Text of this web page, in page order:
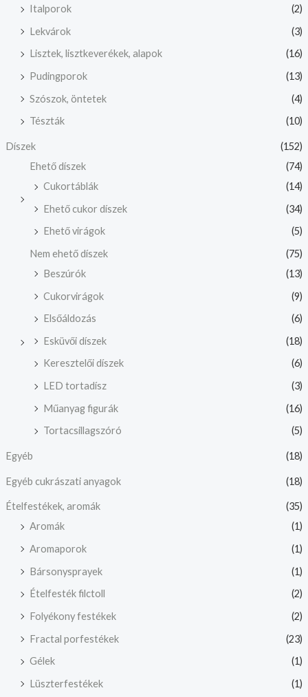
Italporok
(2)
Lekvárok
(3)
Lisztek, lisztkeverékek, alapok
(16)
Pudingporok
(13)
Szószok, öntetek
(4)
Tészták
(10)
Díszek
(152)
Ehető díszek
(74)
Cukortáblák
(14)
Ehető cukor díszek
(34)
Ehető virágok
(5)
Nem ehető díszek
(75)
Beszúrók
(13)
Cukorvirágok
(9)
Elsőáldozás
(6)
Esküvői díszek
(18)
Keresztelői díszek
(6)
LED tortadísz
(3)
Műanyag figurák
(16)
Tortacsillagszóró
(5)
Egyéb (18)
Egyéb cukrászati anyagok (18)
Ételfestékek, aromák
(35)
Aromák
(1)
Aromaporok
(1)
Bársonysprayek
(1)
Ételfesték filctoll
(2)
Folyékony festékek
(2)
Fractal porfestékek
(23)
Gélek
(1)
Lüszterfestékek
(1)